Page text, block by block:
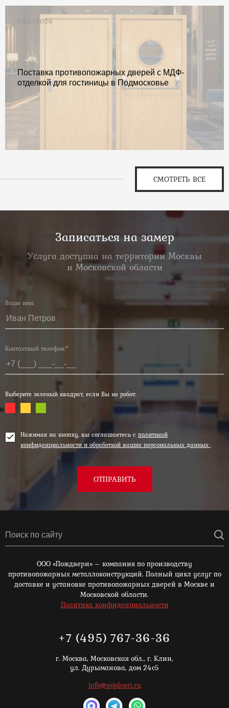
06.07.2026
Поставка противопожарных дверей с МДФ-
отделкой для гостиницы в Подмосковье
СМОТРЕТЬ ВСЕ
Записаться на замер
Услуга доступна на территории Москвы
и Московской области
Ваше имя:
Контактный телефон:*
Выберите зеленый квадрат, если Вы не робот:
Нажимая на кнопку, вы соглашаетесь с политикой
конфиденциальности и обработкой ваших персональных данных .
ОТПРАВИТЬ
ООО «Пождвери» – компания по производству
противопожарных металлоконструкций. Полный цикл услуг по
доставке и установке противопожарных дверей в Москве и
Московской области.
Политика конфиденциальности
+7 (495) 767-36-36
г. Москва, Московская обл., г. Клин,
ул. Дурыманова, дом 24с5
info@pojdveri.ru